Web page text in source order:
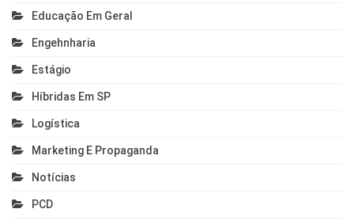
Educação Em Geral
Engehnharia
Estágio
Híbridas Em SP
Logística
Marketing E Propaganda
Notícias
PCD